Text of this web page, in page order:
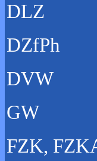
DLZ
DZfPh
DVW
GW
FZK,